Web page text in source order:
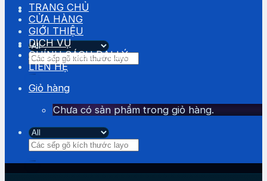
Tìm
kiếm:
TRANG CHỦ
CỬA HÀNG
GIỚI THIỆU
DỊCH VỤ
CHÍNH SÁCH ĐẠI LÝ
LIÊN HỆ
Giỏ hàng
Chưa có sản phẩm trong giỏ hàng.
Tìm
kiếm: